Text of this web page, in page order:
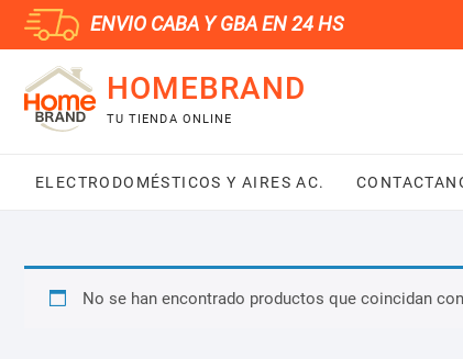
Saltar
contenido
ENVIO CABA Y GBA EN 24 HS
HOMEBRAND
TU TIENDA ONLINE
ELECTRODOMÉSTICOS Y AIRES AC.
No se han encontrado productos que coincidan